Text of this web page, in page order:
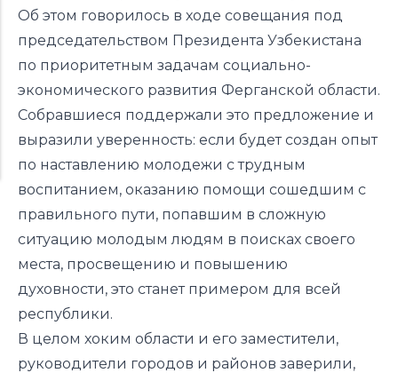
Об этом говорилось в ходе совещания под
председательством Президента Узбекистана
по приоритетным задачам социально-
экономического развития Ферганской области.
Собравшиеся поддержали это предложение и
выразили уверенность: если будет создан опыт
по наставлению молодежи с трудным
воспитанием, оказанию помощи сошедшим с
правильного пути, попавшим в сложную
ситуацию молодым людям в поисках своего
места, просвещению и повышению
духовности, это станет примером для всей
республики.
В целом хоким области и его заместители,
руководители городов и районов заверили,